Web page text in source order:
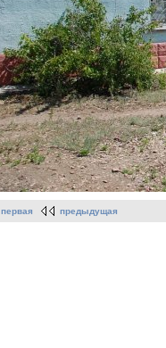
первая предыдущая